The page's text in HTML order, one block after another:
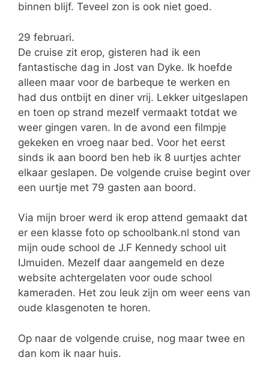
binnen blijf. Teveel zon is ook niet goed.
29 februari.
De cruise zit erop, gisteren had ik een
fantastische dag in Jost van Dyke. Ik hoefde
alleen maar voor de barbeque te werken en
had dus ontbijt en diner vrij. Lekker uitgeslapen
en toen op strand mezelf vermaakt totdat we
weer gingen varen. In de avond een filmpje
gekeken en vroeg naar bed. Voor het eerst
sinds ik aan boord ben heb ik 8 uurtjes achter
elkaar geslapen. De volgende cruise begint over
een uurtje met 79 gasten aan boord.
Via mijn broer werd ik erop attend gemaakt dat
er een klasse foto op schoolbank.nl stond van
mijn oude school de J.F Kennedy school uit
IJmuiden. Mezelf daar aangemeld en deze
website achtergelaten voor oude school
kameraden. Het zou leuk zijn om weer eens van
oude klasgenoten te horen.
Op naar de volgende cruise, nog maar twee en
dan kom ik naar huis.